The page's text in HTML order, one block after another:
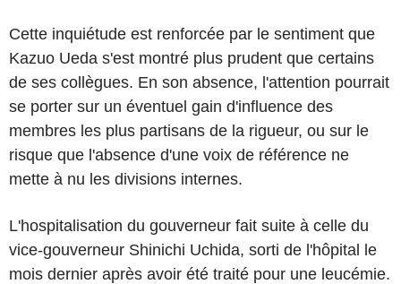
Cette inquiétude est renforcée par le sentiment que
Kazuo Ueda s'est montré plus prudent que certains
de ses collègues. En son absence, l'attention pourrait
se porter sur un éventuel gain d'influence des
membres les plus partisans de la rigueur, ou sur le
risque que l'absence d'une voix de référence ne
mette à nu les divisions internes.
L'hospitalisation du gouverneur fait suite à celle du
vice-gouverneur Shinichi Uchida, sorti de l'hôpital le
mois dernier après avoir été traité pour une leucémie.